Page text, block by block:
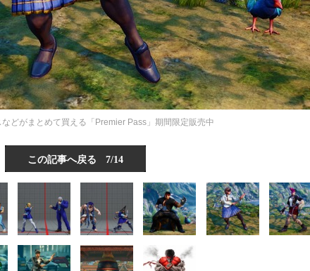
などがまとめて買える「Premier Pass」期間限定販売中
この記事へ戻る 7/14